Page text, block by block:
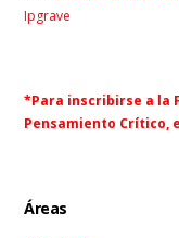
Ipgrave
*Para inscribirse a la
Pensamiento Crítico,
Áreas